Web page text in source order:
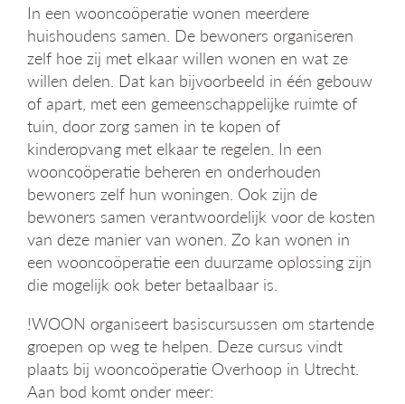
In een wooncoöperatie wonen meerdere
huishoudens samen. De bewoners organiseren
zelf hoe zij met elkaar willen wonen en wat ze
willen delen. Dat kan bijvoorbeeld in één gebouw
of apart, met een gemeenschappelijke ruimte of
tuin, door zorg samen in te kopen of
kinderopvang met elkaar te regelen. In een
wooncoöperatie beheren en onderhouden
bewoners zelf hun woningen. Ook zijn de
bewoners samen verantwoordelijk voor de kosten
van deze manier van wonen. Zo kan wonen in
een wooncoöperatie een duurzame oplossing zijn
die mogelijk ook beter betaalbaar is.
!WOON organiseert basiscursussen om startende
groepen op weg te helpen. Deze cursus vindt
plaats bij wooncoöperatie Overhoop in Utrecht.
Aan bod komt onder meer: